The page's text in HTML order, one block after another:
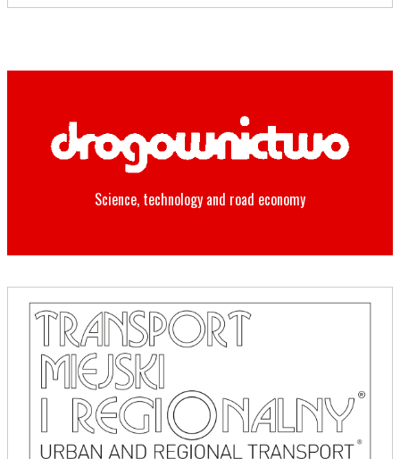
Science, technology and road economy